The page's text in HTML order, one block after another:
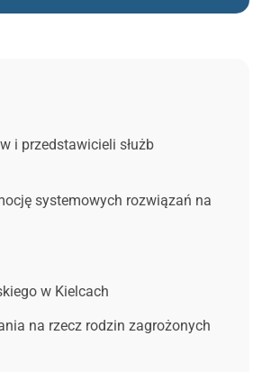
i przedstawicieli służb
systemowych rozwiązań na
w Kielcach
na rzecz rodzin zagrożonych